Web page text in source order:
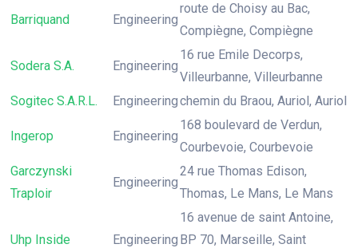
Barriquand Engineering
route de Choisy au Bac,
Compiègne, Compiègne
Sodera S.A. Engineering
16 rue Emile Decorps,
Villeurbanne, Villeurbanne
Sogitec S.A.R.L.
Engineeringchemin du Braou, Auriol, Auriol
Ingerop Engineering
168 boulevard de Verdun,
Courbevoie, Courbevoie
Garczynski
Traploir
Engineering
24 rue Thomas Edison,
Thomas, Le Mans, Le Mans
Uhp Inside Engineering
16 avenue de saint Antoine,
BP 70, Marseille, Saint